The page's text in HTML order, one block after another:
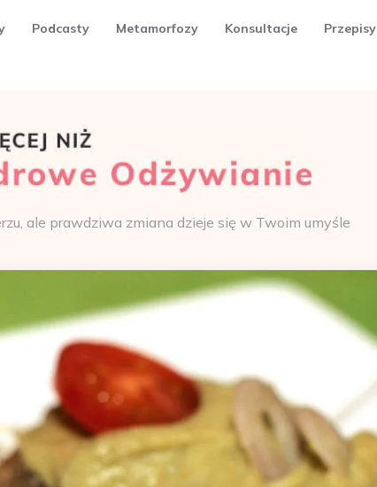
Podcasty Metamorfozy Konsultacje Przepisy
ale prawdziwa zmiana dzieje się w Twoim umyśle